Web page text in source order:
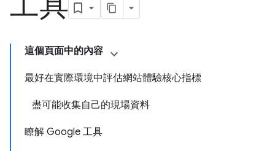
這個頁面中的內容
最好在實際環境中評估網站體驗核心指標
盡可能收集自己的現場資料
瞭解 Google 工具